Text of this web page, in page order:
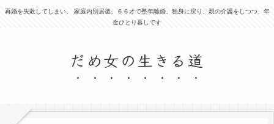
再婚を失敗してしまい、 家庭内別居後、６６才で塾年離婚、独身に戻り、親の介護をしつつ、年
金ひとり暮しです
だめ女の生きる道